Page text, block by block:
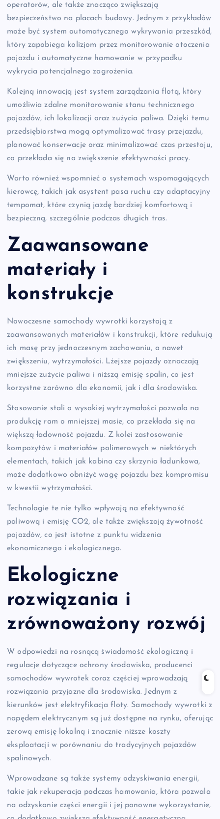
operatorów, ale także znacząco zwiększają
bezpieczeństwo na placach budowy. Jednym z przykładów
może być system automatycznego wykrywania przeszkód,
który zapobiega kolizjom przez monitorowanie otoczenia
pojazdu i automatyczne hamowanie w przypadku
wykrycia potencjalnego zagrożenia.
Kolejną innowacją jest system zarządzania flotą, który
umożliwia zdalne monitorowanie stanu technicznego
pojazdów, ich lokalizacji oraz zużycia paliwa. Dzięki temu
przedsiębiorstwa mogą optymalizować trasy przejazdu,
planować konserwacje oraz minimalizować czas przestoju,
co przekłada się na zwiększenie efektywności pracy.
Warto również wspomnieć o systemach wspomagających
kierowcę, takich jak asystent pasa ruchu czy adaptacyjny
tempomat, które czynią jazdę bardziej komfortową i
bezpieczną, szczególnie podczas długich tras.
Zaawansowane
materiały i
konstrukcje
Nowoczesne samochody wywrotki korzystają z
zaawansowanych materiałów i konstrukcji, które redukują
ich masę przy jednoczesnym zachowaniu, a nawet
zwiększeniu, wytrzymałości. Lżejsze pojazdy oznaczają
mniejsze zużycie paliwa i niższą emisję spalin, co jest
korzystne zarówno dla ekonomii, jak i dla środowiska.
Stosowanie stali o wysokiej wytrzymałości pozwala na
produkcję ram o mniejszej masie, co przekłada się na
większą ładowność pojazdu. Z kolei zastosowanie
kompozytów i materiałów polimerowych w niektórych
elementach, takich jak kabina czy skrzynia ładunkowa,
może dodatkowo obniżyć wagę pojazdu bez kompromisu
w kwestii wytrzymałości.
Technologie te nie tylko wpływają na efektywność
paliwową i emisję CO2, ale także zwiększają żywotność
pojazdów, co jest istotne z punktu widzenia
ekonomicznego i ekologicznego.
Ekologiczne
rozwiązania i
zrównoważony rozwój
W odpowiedzi na rosnącą świadomość ekologiczną i
regulacje dotyczące ochrony środowiska, producenci
samochodów wywrotek coraz częściej wprowadzają
rozwiązania przyjazne dla środowiska. Jednym z
kierunków jest elektryfikacja floty. Samochody wywrotki z
napędem elektrycznym są już dostępne na rynku, oferując
zerową emisję lokalną i znacznie niższe koszty
eksploatacji w porównaniu do tradycyjnych pojazdów
spalinowych.
Wprowadzane są także systemy odzyskiwania energii,
takie jak rekuperacja podczas hamowania, która pozwala
na odzyskanie części energii i jej ponowne wykorzystanie,